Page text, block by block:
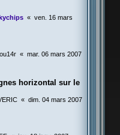
« ven. 16 mars
« mar. 06 mars 2007
horizontal sur le
« dim. 04 mars 2007